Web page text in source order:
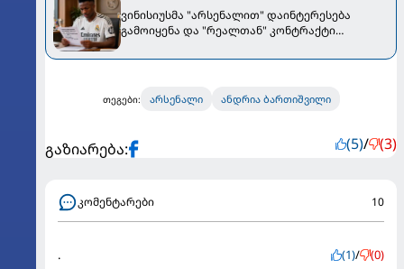
ვინისიუსმა "არსენალით" დაინტერესება
გამოიყენა და "რეალთან" კონტრაქტი
თეგები: არსენალი ანდრია ბართიშვილი
გაზიარება: (5)/ (3)
კომენტარები 10
. (1)/ (0)